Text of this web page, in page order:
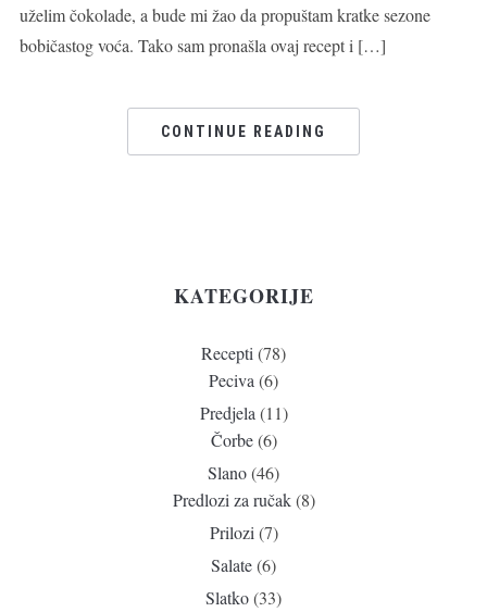
uželim čokolade, a bude mi žao da propuštam kratke sezone
bobičastog voća. Tako sam pronašla ovaj recept i […]
CONTINUE READING
KATEGORIJE
Recepti (78)
Peciva (6)
Predjela (11)
Čorbe(6)
Slano(46)
Predlozi za ručak(8)
Prilozi (7)
Salate(6)
Slatko(33)